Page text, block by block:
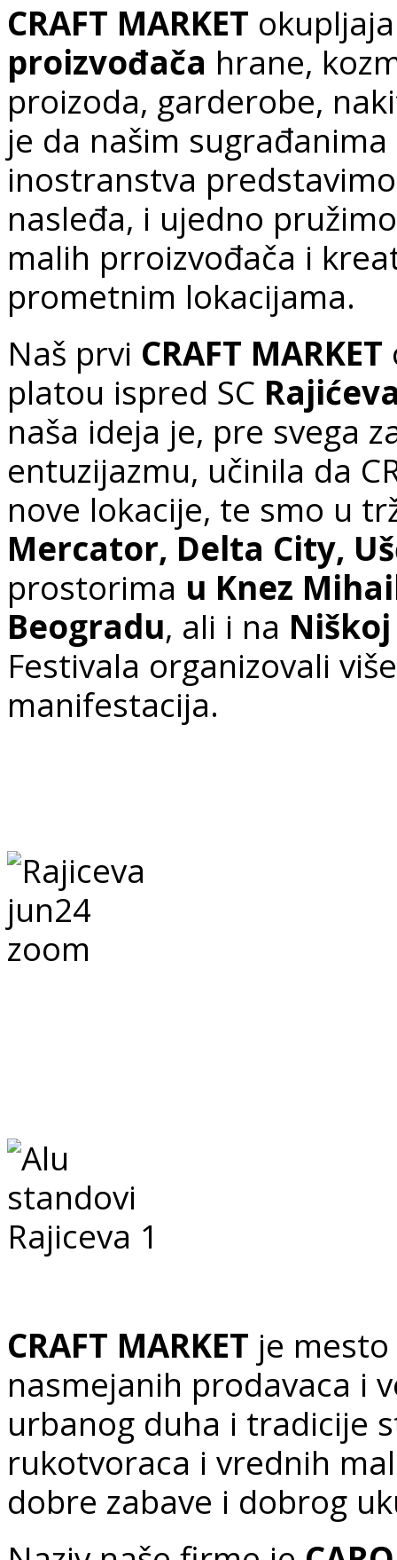
CRAFT MARKET
proizvođača hrane,
proizoda, garderobe,
je da našim
inostranstva
nasleđa, i ujedno
malih prroizvođača i
prometnim lokacijama.
Naš prvi CRAFT MARKET
platou ispred SC
naša ideja je, pre svega
entuzijazmu, učinila da
nove lokacije, te smo u
Mercator, Delta City,
prostorima u Knez
Beogradu, ali i na
Festivala organizovali
manifestacija.
CRAFT MARKET je
nasmejanih prodavaca i
urbanog duha i tradicije
rukotvoraca i vrednih
dobre zabave i dobrog